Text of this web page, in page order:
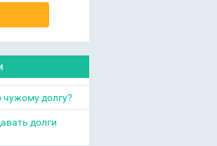
чужому долгу?
долги